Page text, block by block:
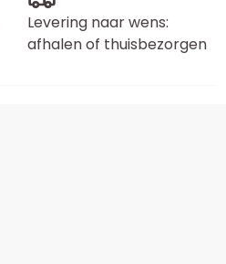
Levering naar wens:
afhalen of thuisbezorgen